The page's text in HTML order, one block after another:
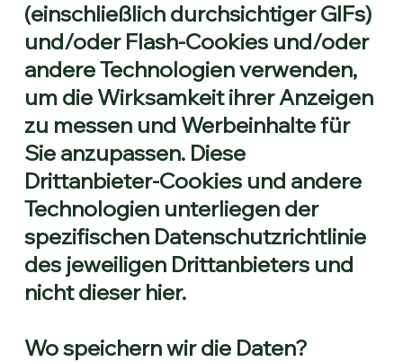
(einschließlich durchsichtiger GIFs)
und/oder Flash-Cookies und/oder
andere Technologien verwenden,
um die Wirksamkeit ihrer Anzeigen
zu messen und Werbeinhalte für
Sie anzupassen. Diese
Drittanbieter-Cookies und andere
Technologien unterliegen der
spezifischen Datenschutzrichtlinie
des jeweiligen Drittanbieters und
nicht dieser hier.
Wo speichern wir die Daten?